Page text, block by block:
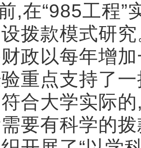
,在“985工程”
拨款模式研
政以每年增
重点支持了
合大学实际的
要有科学的